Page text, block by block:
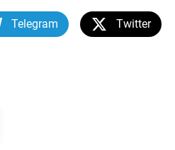
Telegram Twitter